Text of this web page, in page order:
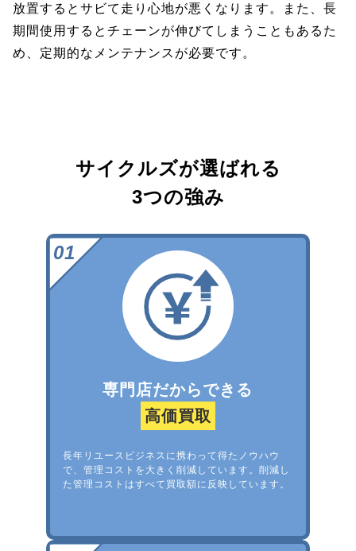
放置するとサビて走り心地が悪くなります。また、長
期間使用するとチェーンが伸びてしまうこともあるた
め、定期的なメンテナンスが必要です。
サイクルズが選ばれる
3つの強み
専門店だからできる
高価買取
長年リユースビジネスに携わって得たノウハウ
で、管理コストを大きく削減しています。削減し
た管理コストはすべて買取額に反映しています。